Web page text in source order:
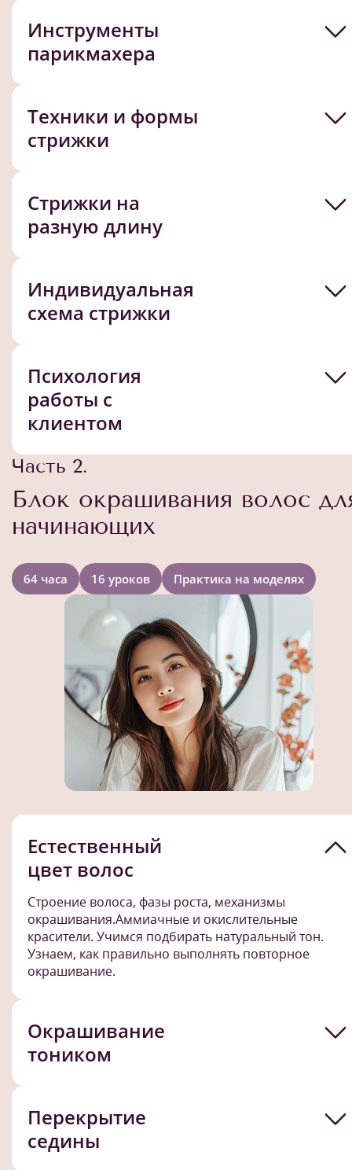
Инструменты
парикмахера
Техники и формы
стрижки
Стрижки на
разную длину
Индивидуальная
схема стрижки
Психология
работы с
клиентом
Часть 2.
Блок окрашивания волос
начинающих
64 часа 16 уроков Практика на моделях
Естественный
цвет волос
Строение волоса, фазы роста, механизмы
окрашивания.Аммиачные и окислительные
красители. Учимся подбирать натуральный тон.
Узнаем, как правильно выполнять повторное
окрашивание.
Окрашивание
тоником
Перекрытие
седины